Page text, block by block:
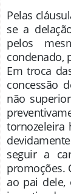
Pelas
se a
pelos
condenado,
Em troca
concessão
não
tornozeleira
seguir a
promoções.
ao pai dele,